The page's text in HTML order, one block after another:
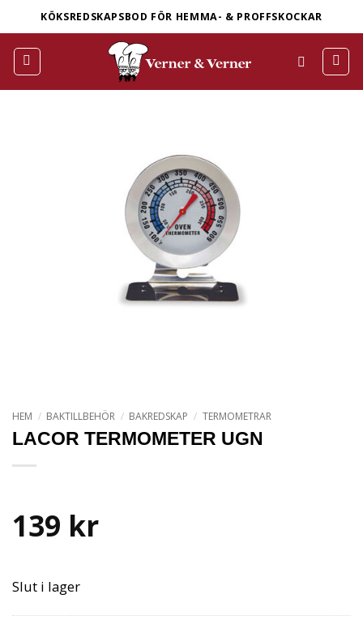
to
content
KÖKSREDSKAPSBOD FÖR HEMMA- & PROFFSKOCKAR
HEM / BAKTILLBEHÖR / BAKREDSKAP / TERMOMETRAR
LACOR TERMOMETER UGN
139 kr
Slut i lager